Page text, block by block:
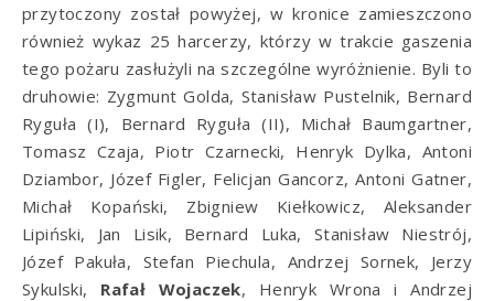
przytoczony został powyżej, w kronice zamieszczono
również wykaz 25 harcerzy, którzy w trakcie gaszenia
tego pożaru zasłużyli na szczególne wyróżnienie. Byli to
druhowie: Zygmunt Golda, Stanisław Pustelnik, Bernard
Ryguła (I), Bernard Ryguła (II), Michał Baumgartner,
Tomasz Czaja, Piotr Czarnecki, Henryk Dylka, Antoni
Dziambor, Józef Figler, Felicjan Gancorz, Antoni Gatner,
Michał Kopański, Zbigniew Kiełkowicz, Aleksander
Lipiński, Jan Lisik, Bernard Luka, Stanisław Niestrój,
Józef Pakuła, Stefan Piechula, Andrzej Sornek, Jerzy
Sykulski, Rafał Wojaczek, Henryk Wrona i Andrzej